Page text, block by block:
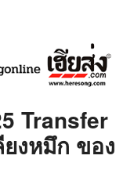
Transfer
งหมึก ของ